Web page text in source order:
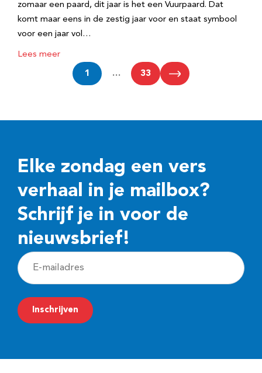
zomaar een paard, dit jaar is het een Vuurpaard. Dat
komt maar eens in de zestig jaar voor en staat symbool
voor een jaar vol…
Lees meer
1 … 33
Elke zondag een vers
verhaal in je mailbox?
Schrijf je in voor de
nieuwsbrief!
E
-
m
a
Inschrijven